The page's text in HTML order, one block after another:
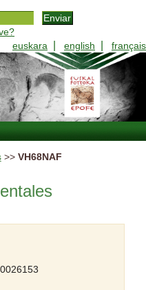
euskara
english français
>> VH68NAF